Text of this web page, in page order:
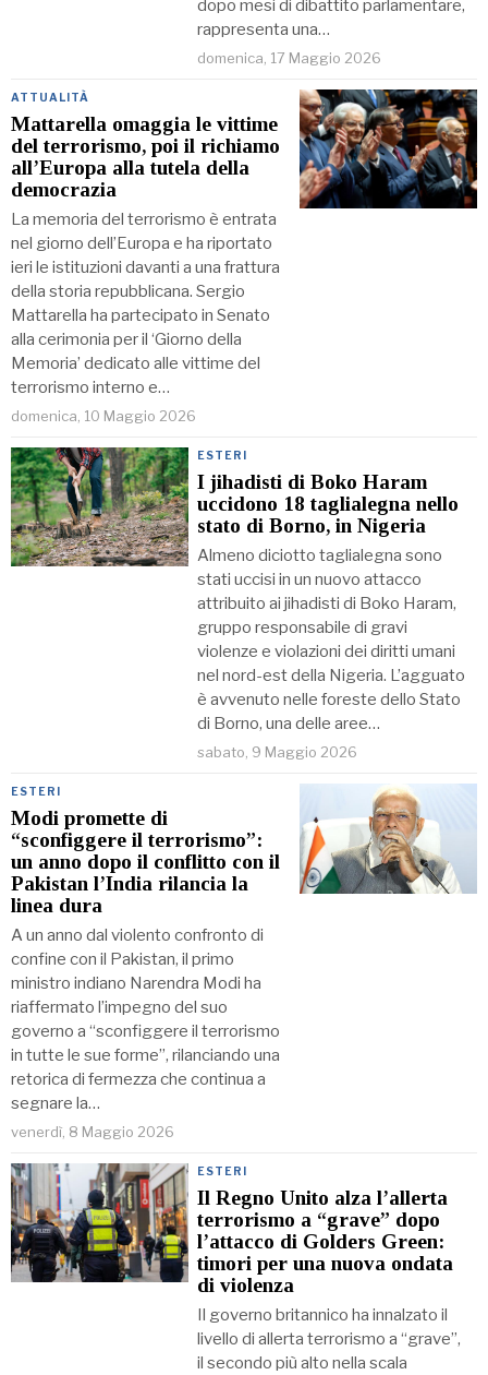
dopo mesi di dibattito parlamentare,
rappresenta una…
domenica, 17 Maggio 2026
ATTUALITÀ
Mattarella omaggia le vittime
del terrorismo, poi il richiamo
all’Europa alla tutela della
democrazia
La memoria del terrorismo è entrata
nel giorno dell’Europa e ha riportato
ieri le istituzioni davanti a una frattura
della storia repubblicana. Sergio
Mattarella ha partecipato in Senato
alla cerimonia per il ‘Giorno della
Memoria’ dedicato alle vittime del
terrorismo interno e…
domenica, 10 Maggio 2026
ESTERI
I jihadisti di Boko Haram
uccidono 18 taglialegna nello
stato di Borno, in Nigeria
Almeno diciotto taglialegna sono
stati uccisi in un nuovo attacco
attribuito ai jihadisti di Boko Haram,
gruppo responsabile di gravi
violenze e violazioni dei diritti umani
nel nord-est della Nigeria. L’agguato
è avvenuto nelle foreste dello Stato
di Borno, una delle aree…
sabato, 9 Maggio 2026
ESTERI
Modi promette di
“sconfiggere il terrorismo”:
un anno dopo il conflitto con il
Pakistan l’India rilancia la
linea dura
A un anno dal violento confronto di
confine con il Pakistan, il primo
ministro indiano Narendra Modi ha
riaffermato l’impegno del suo
governo a “sconfiggere il terrorismo
in tutte le sue forme”, rilanciando una
retorica di fermezza che continua a
segnare la…
venerdì, 8 Maggio 2026
ESTERI
Il Regno Unito alza l’allerta
terrorismo a “grave” dopo
l’attacco di Golders Green:
timori per una nuova ondata
di violenza
Il governo britannico ha innalzato il
livello di allerta terrorismo a “grave”,
il secondo più alto nella scala